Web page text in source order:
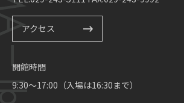
アクセス
開館時間
9:30～17:00（入場は16:30まで）